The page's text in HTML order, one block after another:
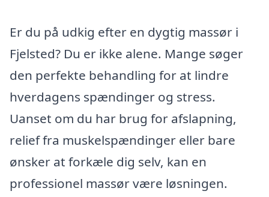
Er du på udkig efter en dygtig massør i
Fjelsted? Du er ikke alene. Mange søger
den perfekte behandling for at lindre
hverdagens spændinger og stress.
Uanset om du har brug for afslapning,
relief fra muskelspændinger eller bare
ønsker at forkæle dig selv, kan en
professionel massør være løsningen.